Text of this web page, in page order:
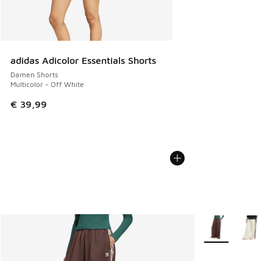
adidas Adicolor Essentials Shorts
Damen Shorts
Multicolor - Off White
€ 39,99
Weitere Farben